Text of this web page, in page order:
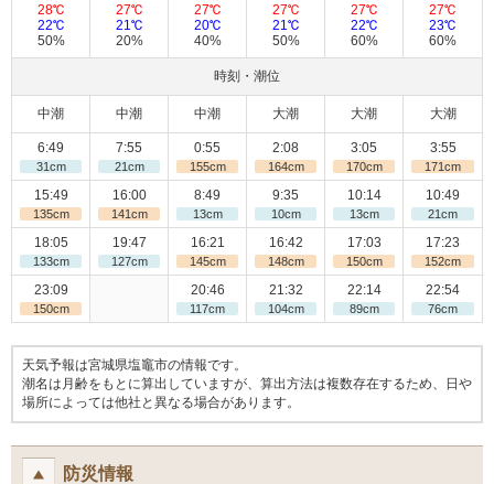
28℃
22℃
50%
27℃
21℃
20%
27℃
20℃
40%
27℃
21℃
50%
27℃
22℃
60%
27℃
23℃
60%
時刻・潮位
中潮 中潮 中潮 大潮 大潮 大潮
6:49
31cm
15:49
135cm
18:05
133cm
23:09
150cm
7:55
21cm
16:00
141cm
19:47
127cm
0:55
155cm
8:49
13cm
16:21
145cm
20:46
117cm
2:08
164cm
9:35
10cm
16:42
148cm
21:32
104cm
3:05
170cm
10:14
13cm
17:03
150cm
22:14
89cm
3:55
171cm
10:49
21cm
17:23
152cm
22:54
76cm
天気予報は宮城県塩竈市の情報です。
潮名は月齢をもとに算出していますが、算出方法は複数存在するため、日や
場所によっては他社と異なる場合があります。
防災情報